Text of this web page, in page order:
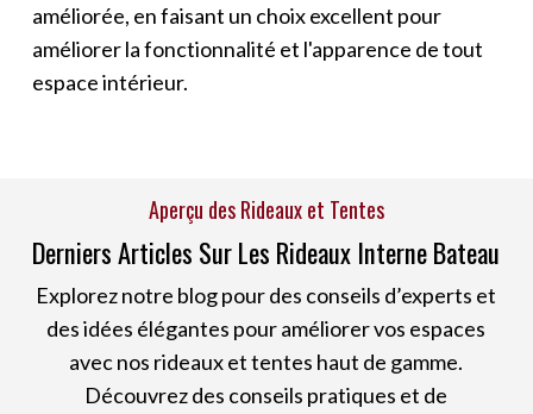
améliorée, en faisant un choix excellent pour
améliorer la fonctionnalité et l'apparence de tout
espace intérieur.
Aperçu des Rideaux et Tentes
Derniers Articles Sur Les Rideaux Interne Bateau
Explorez notre blog pour des conseils d’experts et
des idées élégantes pour améliorer vos espaces
avec nos rideaux et tentes haut de gamme.
Découvrez des conseils pratiques et de